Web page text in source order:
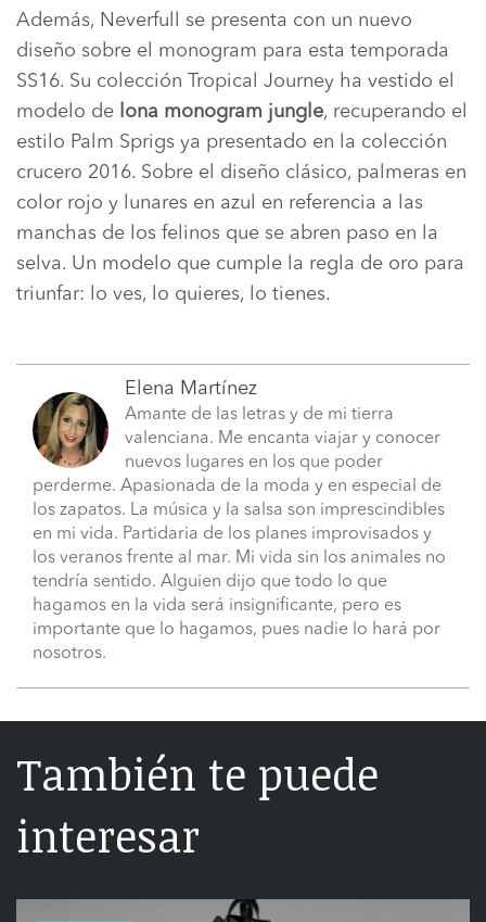
Además, Neverfull se presenta con un nuevo
diseño sobre el monogram para esta temporada
SS16. Su colección Tropical Journey ha vestido el
modelo de lona monogram jungle, recuperando el
estilo Palm Sprigs ya presentado en la colección
crucero 2016. Sobre el diseño clásico, palmeras en
color rojo y lunares en azul en referencia a las
manchas de los felinos que se abren paso en la
selva. Un modelo que cumple la regla de oro para
triunfar: lo ves, lo quieres, lo tienes.
Elena Martínez
Amante de las letras y de mi tierra
valenciana. Me encanta viajar y conocer
nuevos lugares en los que poder
perderme. Apasionada de la moda y en especial de
los zapatos. La música y la salsa son imprescindibles
en mi vida. Partidaria de los planes improvisados y
los veranos frente al mar. Mi vida sin los animales no
tendría sentido. Alguien dijo que todo lo que
hagamos en la vida será insignificante, pero es
importante que lo hagamos, pues nadie lo hará por
nosotros.
También te puede
interesar